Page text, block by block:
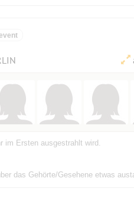
im Ersten ausgestrahlt wird.
das Gehörte/Gesehene etwas